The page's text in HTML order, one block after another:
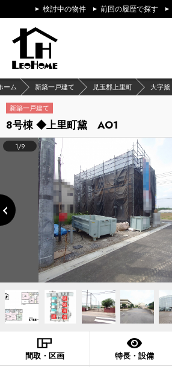
検討中の物件 前回の履歴で探す
ーム 新築一戸建て 児玉郡上里町 大字黛
新築一戸建て
8号棟 ◆上里町黛 AO1
1/9
間取・区画 特長・設備